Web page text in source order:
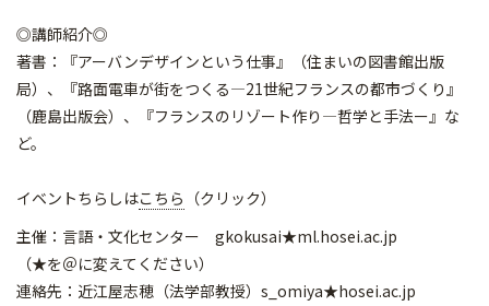
◎講師紹介◎
著書：『アーバンデザインという仕事』（住まいの図書館出版
局）、『路面電車が街をつくる―21世紀フランスの都市づくり』
（鹿島出版会）、『フランスのリゾート作り―哲学と手法ー』な
ど。
イベントちらしはこちら （クリック）
主催：言語・文化センター gkokusai★ml.hosei.ac.jp
（★を＠に変えてください）
連絡先：近江屋志穂（法学部教授）s_omiya★hosei.ac.jp